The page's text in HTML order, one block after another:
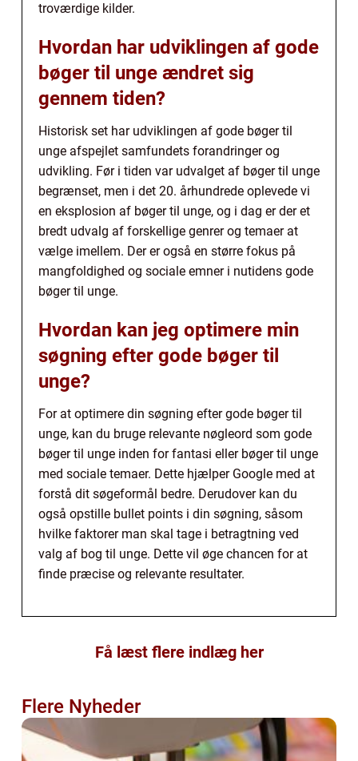
troværdige kilder.
Hvordan har udviklingen af gode
bøger til unge ændret sig
gennem tiden?
Historisk set har udviklingen af gode bøger til
unge afspejlet samfundets forandringer og
udvikling. Før i tiden var udvalget af bøger til unge
begrænset, men i det 20. århundrede oplevede vi
en eksplosion af bøger til unge, og i dag er der et
bredt udvalg af forskellige genrer og temaer at
vælge imellem. Der er også en større fokus på
mangfoldighed og sociale emner i nutidens gode
bøger til unge.
Hvordan kan jeg optimere min
søgning efter gode bøger til
unge?
For at optimere din søgning efter gode bøger til
unge, kan du bruge relevante nøgleord som gode
bøger til unge inden for fantasi eller bøger til unge
med sociale temaer. Dette hjælper Google med at
forstå dit søgeformål bedre. Derudover kan du
også opstille bullet points i din søgning, såsom
hvilke faktorer man skal tage i betragtning ved
valg af bog til unge. Dette vil øge chancen for at
finde præcise og relevante resultater.
Få læst flere indlæg her
Flere Nyheder